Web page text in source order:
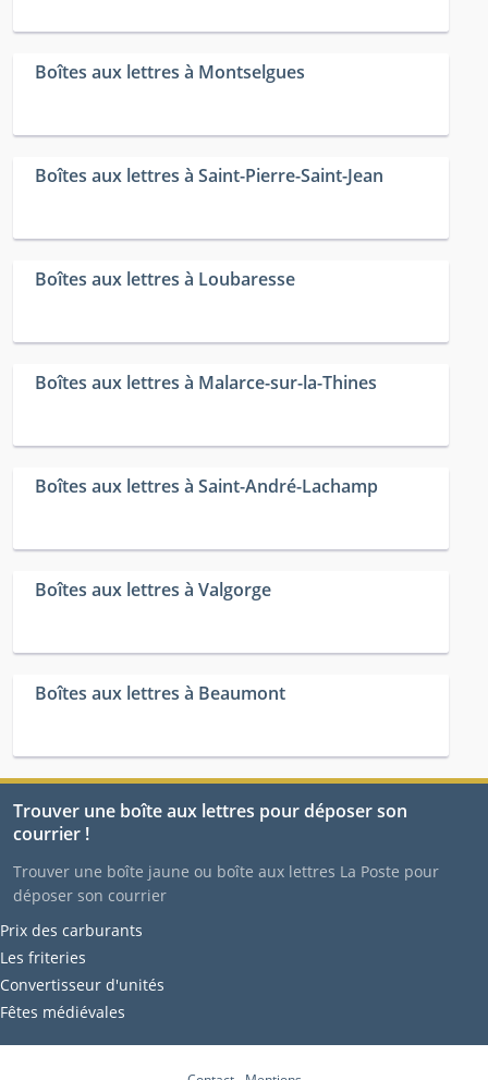
Boîtes aux lettres à Montselgues
Boîtes aux lettres à Saint-Pierre-Saint-Jean
Boîtes aux lettres à Loubaresse
Boîtes aux lettres à Malarce-sur-la-Thines
Boîtes aux lettres à Saint-André-Lachamp
Boîtes aux lettres à Valgorge
Boîtes aux lettres à Beaumont
Trouver une boîte aux lettres pour déposer son
courrier !
Trouver une boîte jaune ou boîte aux lettres La Poste pour
déposer son courrier
Prix des carburants
Les friteries
Convertisseur d'unités
Fêtes médiévales